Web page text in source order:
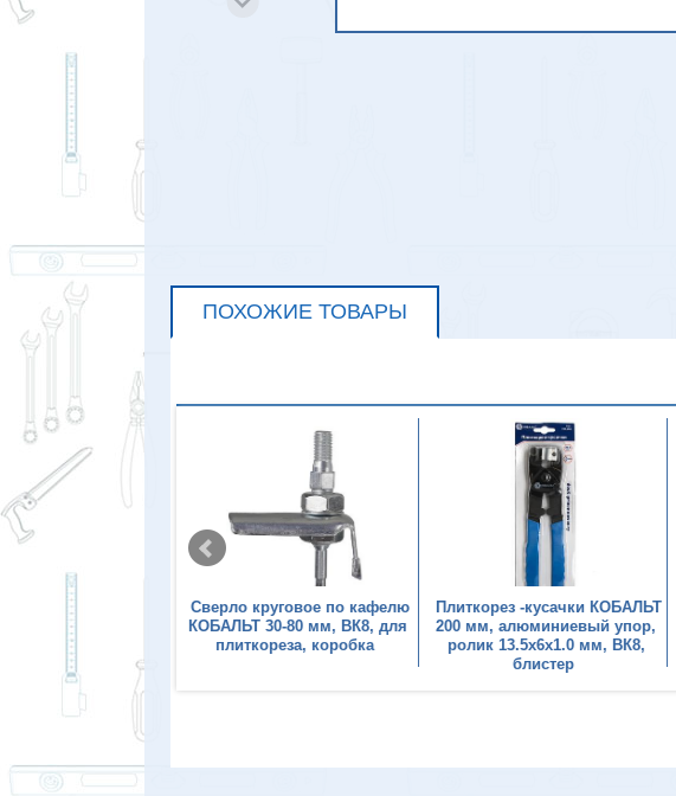
ПОХОЖИЕ ТОВАРЫ
режущий для
КОБАЛЬТ 15 х 6 х
ВК8, со втулкой,
блистер
Сверло круговое по кафелю
КОБАЛЬТ 30-80 мм, ВК8, для
плиткореза, коробка
Плиткорез -кусачки КОБАЛЬТ
200 мм, алюминиевый упор,
ролик 13.5х6х1.0 мм, ВК8,
блистер